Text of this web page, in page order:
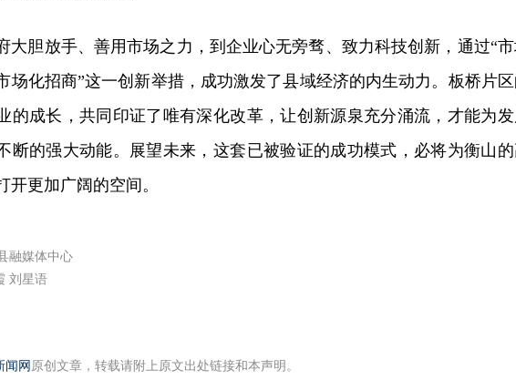
大胆放手、善用市场之力，到企业心无旁骛、致力科技创新，通过“
场化招商”这一创新举措，成功激发了县域经济的内生动力。板桥片
的成长，共同印证了唯有深化改革，让创新源泉充分涌流，才能为
断的强大动能。展望未来，这套已被验证的成功模式，必将为衡山
开更加广阔的空间。
融媒体中心
刘星语
闻网 原创文章，转载请附上原文出处链接和本声明。